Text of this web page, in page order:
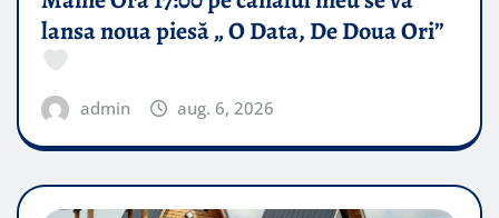
lansa noua piesă „ O Data, De Doua Ori”
admin aug. 6, 2026